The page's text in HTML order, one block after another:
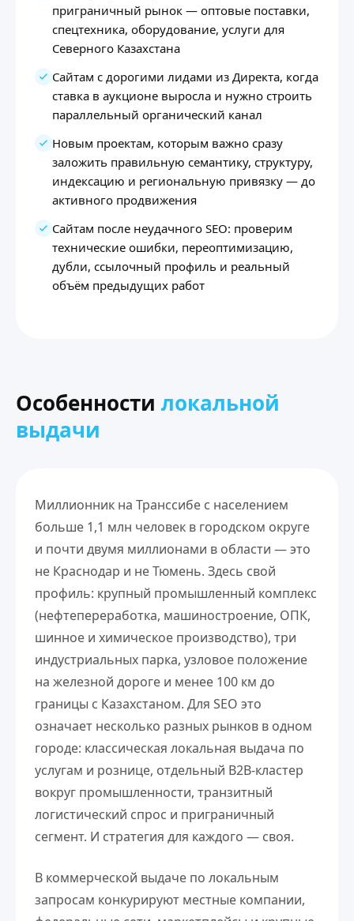
приграничный рынок — оптовые поставки,
спецтехника, оборудование, услуги для
Северного Казахстана
Сайтам с дорогими лидами из Директа, когда
ставка в аукционе выросла и нужно строить
параллельный органический канал
Новым проектам, которым важно сразу
заложить правильную семантику, структуру,
индексацию и региональную привязку — до
активного продвижения
Сайтам после неудачного SEO: проверим
технические ошибки, переоптимизацию,
дубли, ссылочный профиль и реальный
объём предыдущих работ
Особенности локальной
выдачи
Миллионник на Транссибе с населением
больше 1,1 млн человек в городском округе
и почти двумя миллионами в области — это
не Краснодар и не Тюмень. Здесь свой
профиль: крупный промышленный комплекс
(нефтепереработка, машиностроение, ОПК,
шинное и химическое производство), три
индустриальных парка, узловое положение
на железной дороге и менее 100 км до
границы с Казахстаном. Для SEO это
означает несколько разных рынков в одном
городе: классическая локальная выдача по
услугам и рознице, отдельный B2B-кластер
вокруг промышленности, транзитный
логистический спрос и приграничный
сегмент. И стратегия для каждого — своя.
В коммерческой выдаче по локальным
запросам конкурируют местные компании,